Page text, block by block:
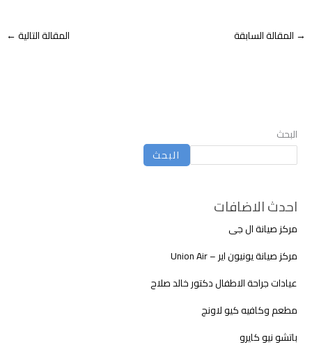
→ المقالة السابقة المقالة التالية←
البحث
البحث
احدث الاضافات
مركز صيانة ال جى
مركز صيانة يونيون اير – Union Air
عيادات جراحة الاطفال دكتور خالد صلاح
مطعم وكافيه كيو لاونج
باتشو نيو كايرو